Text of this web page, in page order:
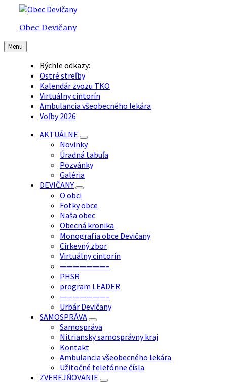
Preskočiť
obsah
Preskočiť
hlavnú
navigáciu
Preskočiť
pätičkuObec Devičany
Menu
Rýchle odkazy:
Ostré streľby
Kalendár zvozu TKO
Virtuálny cintorín
Ambulancia všeobecného lekára
Voľby 2026
AKTUÁLNE
Novinky
Úradná tabuľa
Pozvánky
Galéria
DEVIČANY
O obci
Fotky obce
Naša obec
Obecná kronika
Monografia obce Devičany
Cirkevný zbor
Virtuálny cintorín
———————–
PHSR
program LEADER
———————–
Urbár Devičany
SAMOSPRÁVA
Samospráva
Nitriansky samosprávny kraj
Kontakt
Ambulancia všeobecného lekára
Užitočné telefónne čísla
ZVEREJŇOVANIE